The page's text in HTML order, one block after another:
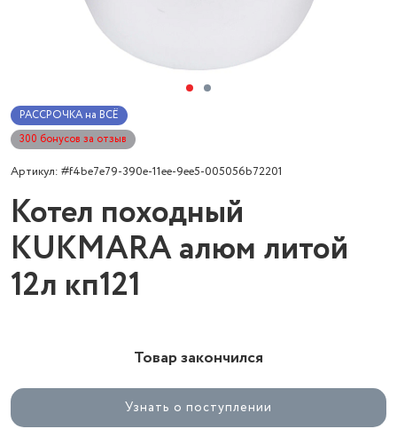
РАССРОЧКА на ВСЁ
300 бонусов за отзыв
Артикул: #f4be7e79-390e-11ee-9ee5-005056b72201
Котел походный
KUKMARA алюм литой
12л кп121
Товар закончился
Узнать о поступлении